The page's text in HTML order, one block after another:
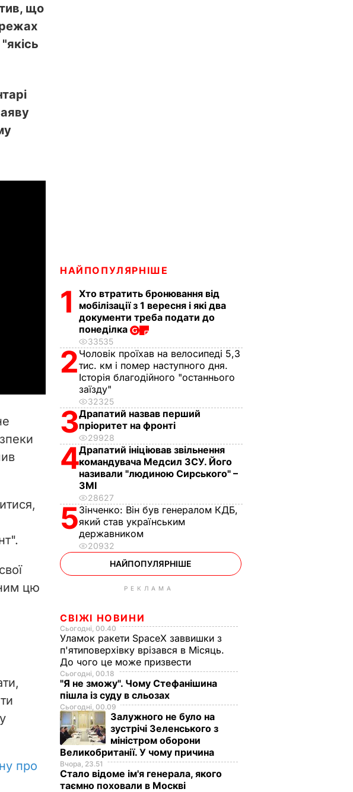
що
цю
про
НАЙПОПУЛЯРНІШЕ
1
Хто втратить бронювання від
мобілізації з 1 вересня і які два
документи треба подати до
понеділка
33535
2 Чоловік проїхав на велосипеді 5,3
тис. км і помер наступного дня.
Історія благодійного "останнього
заїзду"
32325
3Драпатий назвав перший
пріоритет на фронті
29928
4Драпатий ініціював звільнення
командувача Медсил ЗСУ. Його
називали "людиною Сирського" –
ЗМІ
28627
5Зінченко: Він був генералом КДБ,
який став українським
державником
20932
НАЙПОПУЛЯРНІШЕ
РЕКЛАМА
СВІЖІ НОВИНИ
Сьогодні, 00.40
Уламок ракети SpaceX заввишки з
п'ятиповерхівку врізався в Місяць.
До чого це може призвести
Сьогодні, 00.18
"Я не зможу". Чому Стефанішина
пішла із суду в сльозах
Сьогодні, 00.09
Залужного не було на
зустрічі Зеленського з
міністром оборони
Великобританії. У чому причина
Вчора, 23.51
Стало відоме ім'я генерала, якого
таємно поховали в Москві